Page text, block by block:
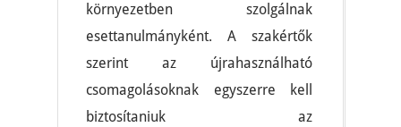
környezetben szolgálnak
esettanulmányként. A szakértők
szerint az újrahasználható
csomagolásoknak egyszerre kell
biztosítaniuk az